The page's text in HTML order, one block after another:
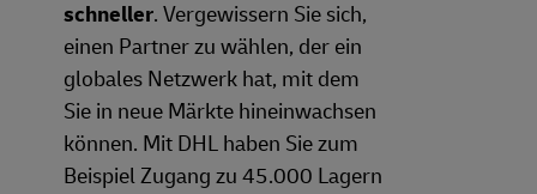
schneller. Vergewissern Sie sich,
einen Partner zu wählen, der ein
globales Netzwerk hat, mit dem
Sie in neue Märkte hineinwachsen
können. Mit DHL haben Sie zum
Beispiel Zugang zu 45.000 Lagern